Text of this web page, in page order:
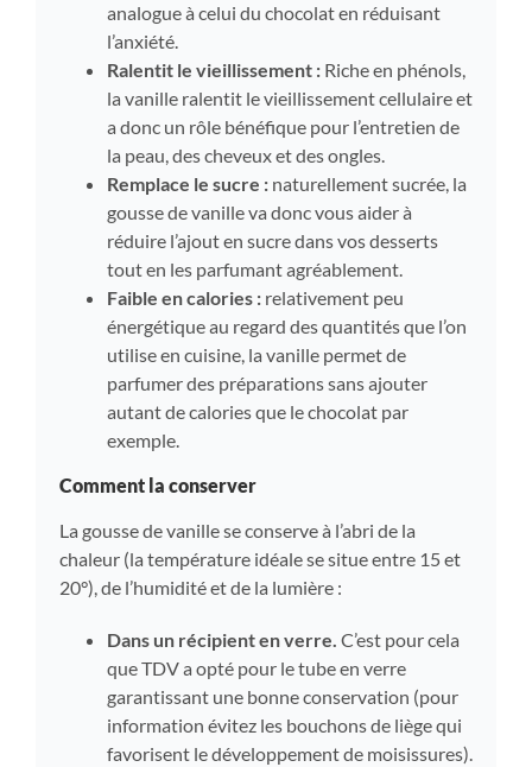
analogue à celui du chocolat en réduisant
l’anxiété.
Ralentit le vieillissement : Riche en phénols,
la vanille ralentit le vieillissement cellulaire et
a donc un rôle bénéfique pour l’entretien de
la peau, des cheveux et des ongles.
Remplace le sucre : naturellement sucrée, la
gousse de vanille va donc vous aider à
réduire l’ajout en sucre dans vos desserts
tout en les parfumant agréablement.
Faible en calories : relativement peu
énergétique au regard des quantités que l’on
utilise en cuisine, la vanille permet de
parfumer des préparations sans ajouter
autant de calories que le chocolat par
exemple.
Comment la conserver
La gousse de vanille se conserve à l’abri de la
chaleur (la température idéale se situe entre 15 et
20°), de l’humidité et de la lumière :
Dans un récipient en verre. C’est pour cela
que TDV a opté pour le tube en verre
garantissant une bonne conservation (pour
information évitez les bouchons de liège qui
favorisent le développement de moisissures).